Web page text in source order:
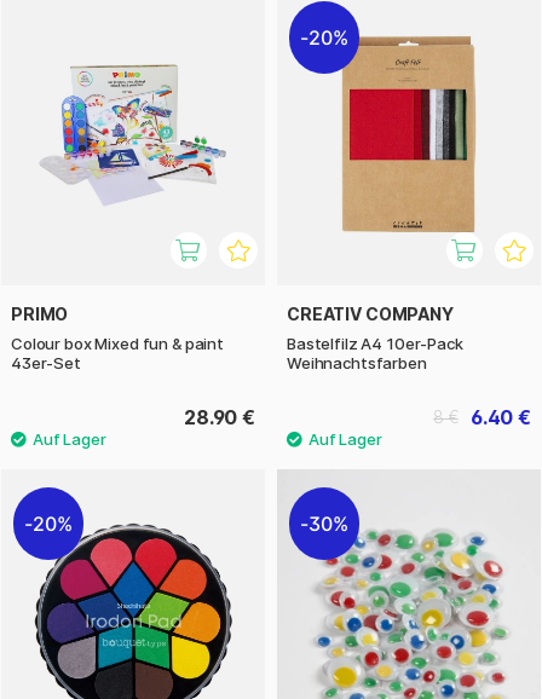
PRIMO
Colour box Mixed fun & paint
43er-Set
28.90 €
20%
CREATIV COMPANY
Bastelfilz A4 10er-Pack
Weihnachtsfarben
6.40 €
8 €
20% 30%